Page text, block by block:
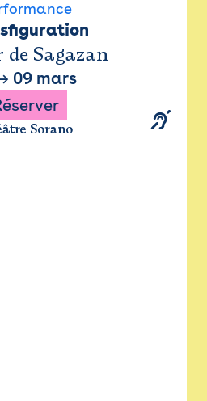
Sagazan
09 mars
Sorano